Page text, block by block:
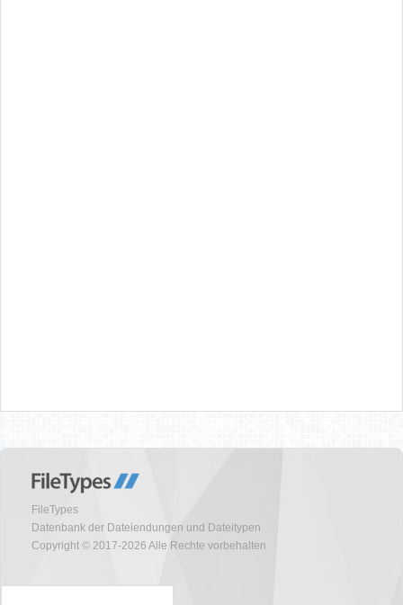
FileTypes
Datenbank der Dateiendungen und Dateitypen
Copyright © 2017-2026 Alle Rechte vorbehalten